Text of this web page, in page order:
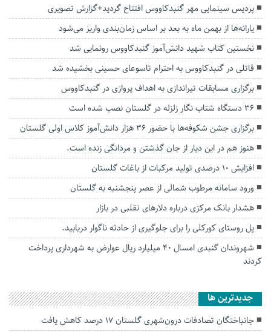
پردیس سینمایی مهر گنبدکاووس افتتاح گردید+گزارش تصویری
یارانه‌ها از بهمن ماه به بعد بر اساس زمان‌بندی واریز می‌شود
نخستین کتاب شهید دانش‌آموز گنبدکاووس رونمایی شد
قاتلی در گنبدکاووس به احترام تاسوعای حسینی بخشیده شد
برگزاری مسابقات تیراندازی به اهداف پروازی در گنبدکاووس
۳۶ دستگاه شتاب نگار زلزله در گلستان نصب شده است
برگزاری جشن شکوفه‌ها با حضور ۳۶ هزار دانش‌آموز کلاس اولی گلستان
هنوز هم در‌ این دیار از جان گذشتن و مردانگی زنده است.
افزایش ۱۰ درصدی تولید مرکبات از باغات گلستان
ورود سامانه مرطوب شمالی از عصر پنجشنبه به گلستان
هشدار بانک مرکزی درباره دلارهای تقلبی در بازار
پل روستای کورکلی را برای جلوگیری از حادثه ناگوار دریابید.
شهروندان گنبدی امسال ۴۰ میلیارد ریال عوارض به شهرداری پرداخت
کردند
جديدترين ها
جانباختگان تصادفات درون‌شهری گلستان ۱۷ درصد کاهش یافت